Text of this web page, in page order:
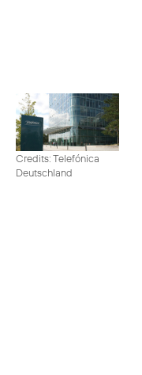
Credits: Telefónica
Deutschland